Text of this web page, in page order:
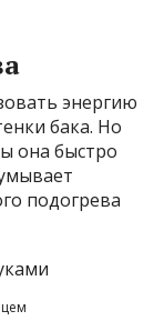
энергию
бака. Но
она быстро
подогрева